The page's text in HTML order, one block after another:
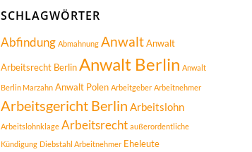
SCHLAGWÖRTER
Abfindung Abmahnung AnwaltAnwalt
Arbeitsrecht BerlinAnwalt Berlin Anwalt
Berlin Marzahn Anwalt Polen Arbeitgeber Arbeitnehmer
Arbeitsgericht Berlin Arbeitslohn
Arbeitslohnklage Arbeitsrecht außerordentliche
Kündigung Diebstahl Arbeitnehmer Eheleute